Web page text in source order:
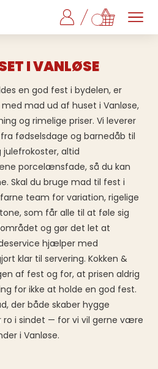
I VANLØSE
en god fest i bydelen, er
mad ud af huset i Vanløse,
og rimelige priser. Vi leverer
fødselsdage og barnedåb til
altid
porcelænsfade, så du kan
Skal du bruge mad til fest i
team for variation, rigelige
som får alle til at føle sig
og gør det let at
hjælper med
klar til servering. Kokken &
af fest og for, at prisen aldrig
for ikke at holde en god fest.
der både skaber hygge
ro i sindet — for vi vil gerne være
i Vanløse.